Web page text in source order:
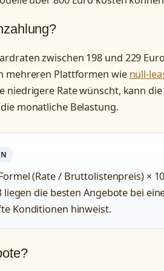
zwischen 198 und 229 Euro
mehreren Plattformen wie null-
niedrigere Rate wünscht, kann die
monatliche Belastung.
(Rate / Bruttolistenpreis) ×
die besten Angebote bei
Konditionen hinweist.